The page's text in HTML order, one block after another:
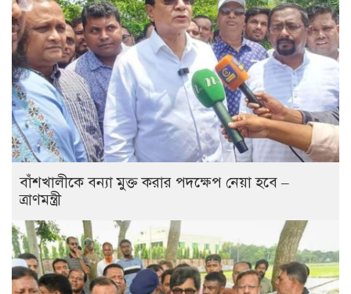
বাঁশখালীকে বন্যা মুক্ত করার পদক্ষেপ নেয়া হবে –
ত্রাণমন্ত্রী